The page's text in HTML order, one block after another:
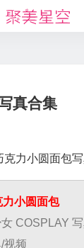
真合集
力小圆面包
COSPLAY
视频